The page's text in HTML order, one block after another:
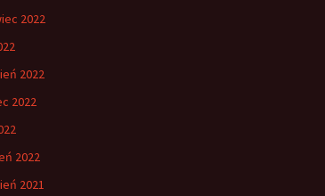
2022
2022
2022
2022
2021